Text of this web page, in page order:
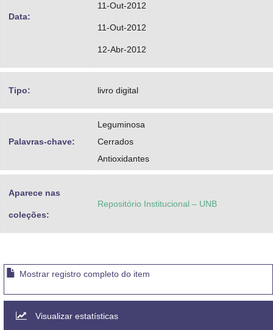
Data:
11-Out-2012
11-Out-2012
12-Abr-2012
Tipo: livro digital
Palavras-chave:
Leguminosa
Cerrados
Antioxidantes
Aparece nas
coleções:
Repositório Institucional – UNB
Mostrar registro completo do item
Visualizar estatísticas